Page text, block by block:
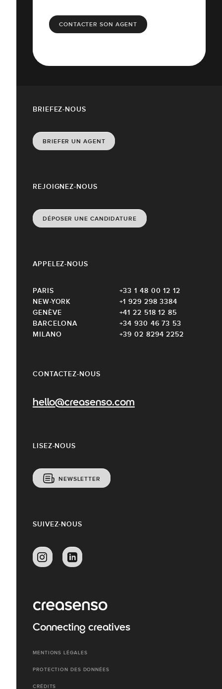
CONTACTER SON AGENT
CONTACTEZ-NOUS
hello@creasenso.com
REJOIGNEZ-NOUS
DÉPOSER UNE CANDIDATURE
LISEZ-NOUS
NEWSLETTER
APPELEZ-NOUS
PARIS
+33 1 48 00 12 12
NEW-YORK
+1 929 298 3384
GENÈVE
+41 22 518 12 85
BARCELONA
+34 930 46 73 53
MILANO
+39 02 8294 2252
BRIEFEZ-NOUS
BRIEFER UN AGENT
SUIVEZ-NOUS
Connecting creatives
MENTIONS LÉGALES
PROTECTION DES DONNÉES
CRÉDITS